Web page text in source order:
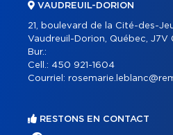
VAUDREUIL-DORION
21, boulevard de la Cité-des-
Vaudreuil-Dorion, Québec, J7V
Bur.:
Cell.: 450 921-1604
Courriel:
RESTONS EN CONTACT